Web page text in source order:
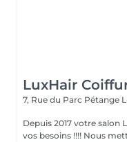
LuxHair
7, Rue du Parc Pétange
Depuis 2017 votre salon
vos besoins !!!! Nous mettons tout en oeuvre pour que votre